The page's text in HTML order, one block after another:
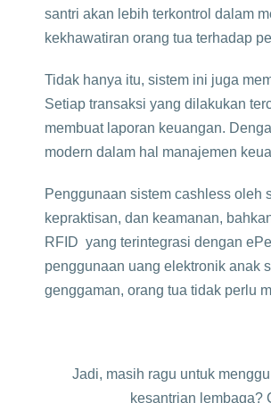
santri akan lebih terkontrol dalam
kekhawatiran orang tua terhadap
Tidak hanya itu, sistem ini juga
Setiap transaksi yang dilakukan
membuat laporan keuangan.
modern dalam hal manajemen
Penggunaan sistem cashless oleh
kepraktisan, dan keamanan,
RFID yang terintegrasi dengan
penggunaan uang elektronik anak
genggaman, orang tua tidak perlu
Jadi, masih ragu untuk
kesantrian lembaga?